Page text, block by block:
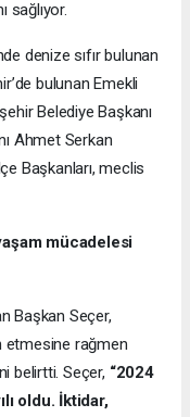
sağlıyor.
denize sıfır bulunan
bulunan Emekli
Belediye Başkanı
Ahmet Serkan
Başkanları, meclis
mücadelesi
Başkan Seçer,
etmesine rağmen
belirtti. Seçer, “2024
oldu. İktidar,